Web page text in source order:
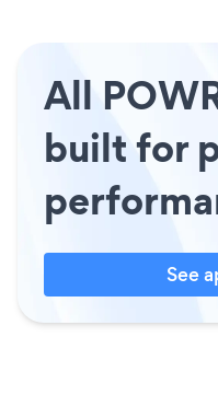
All
built for
See